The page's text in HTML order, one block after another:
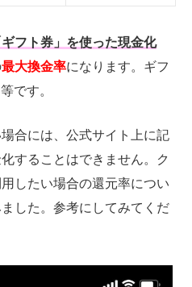
ギフト券」を使った現金化
最大換金率になります。ギフ
です。
合には、公式サイト上に記
することはできません。ク
したい場合の還元率につい
した。参考にしてみてくだ